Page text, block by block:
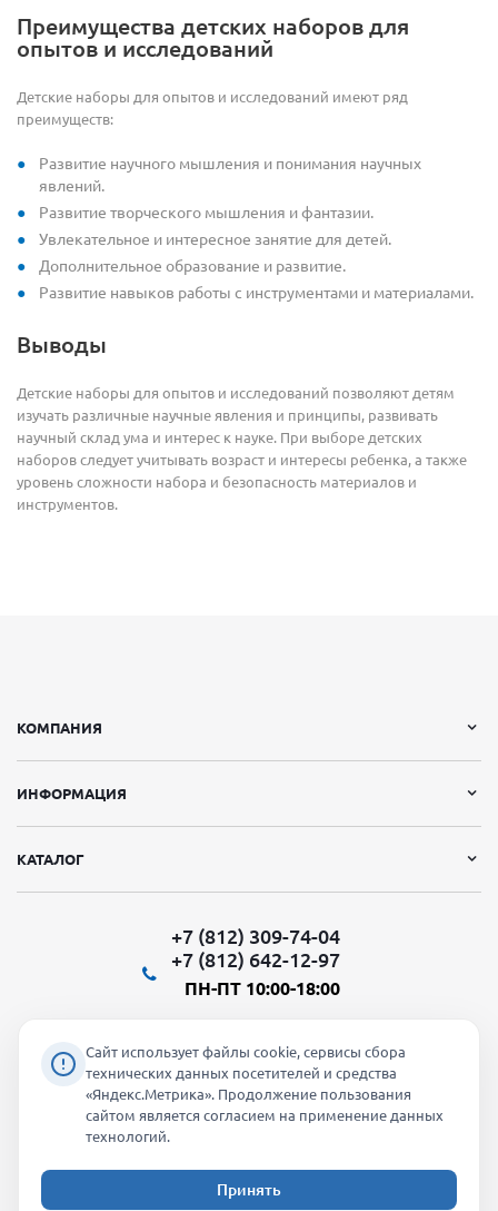
Преимущества детских наборов для
опытов и исследований
Детские наборы для опытов и исследований имеют ряд
преимуществ:
Развитие научного мышления и понимания научных
явлений.
Развитие творческого мышления и фантазии.
Увлекательное и интересное занятие для детей.
Дополнительное образование и развитие.
Развитие навыков работы с инструментами и материалами.
Выводы
Детские наборы для опытов и исследований позволяют детям
изучать различные научные явления и принципы, развивать
научный склад ума и интерес к науке. При выборе детских
наборов следует учитывать возраст и интересы ребенка, а также
уровень сложности набора и безопасность материалов и
инструментов.
КОМПАНИЯ
ИНФОРМАЦИЯ
КАТАЛОГ
+7 (812) 309-74-04
+7 (812) 642-12-97
ПН-ПТ 10:00-18:00
Мы в социальных сетях:
2026 © "Молти" - оптовый магазин
Сайт использует файлы cookie, сервисы сбора
технических данных посетителей и средства
«Яндекс.Метрика». Продолжение пользования
сайтом является согласием на применение данных
технологий.
Принять